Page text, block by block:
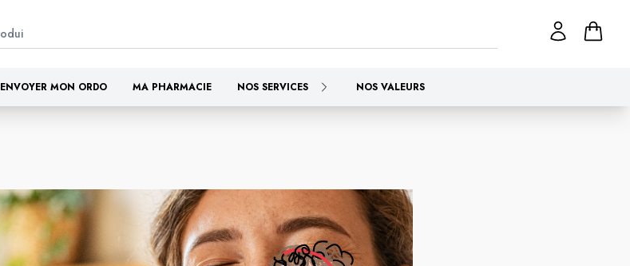
ENVOYER MON ORDO MA PHARMACIE NOS SERVICES NOS VALEURS